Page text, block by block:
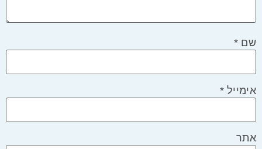
שם *
אימייל*
אתר